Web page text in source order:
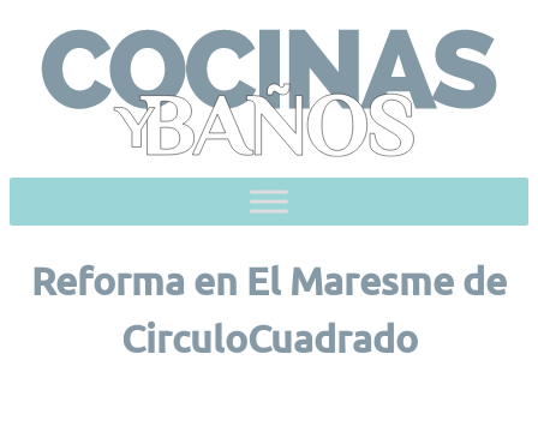
content
Reforma en El Maresme de
CirculoCuadrado